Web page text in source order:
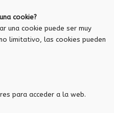
cookie?
una cookie puede ser muy
limitativo, las cookies pueden
para acceder a la web.